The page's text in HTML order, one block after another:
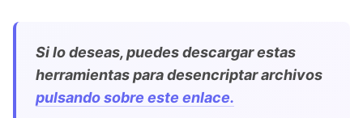
Si lo deseas, puedes descargar estas
herramientas para desencriptar archivos
pulsando sobre este enlace.